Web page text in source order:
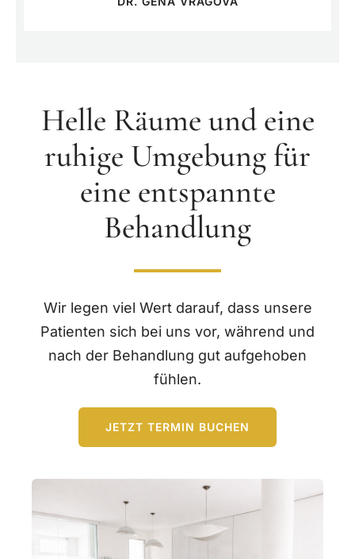
Helle Räume und eine
ruhige Umgebung für
eine entspannte
Behandlung
Wir legen viel Wert darauf, dass unsere
Patienten sich bei uns vor, während und
nach der Behandlung gut aufgehoben
fühlen.
JETZT TERMIN BUCHEN